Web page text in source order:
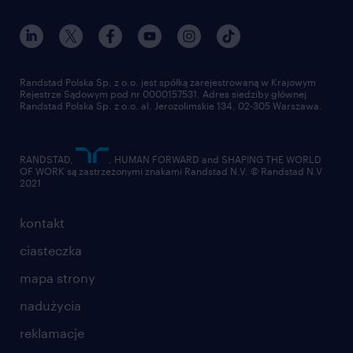
dla mediów
dla dostawców
nasz świat
pracuj w randstad
złóż CV
kontakt
ciasteczka
mapa strony
nadużycia
reklamacje
Randstad Polska Sp. z o.o. jest spółką zarejestrowaną w Krajowym
Rejestrze Sądowym pod nr 0000157531. Adres siedziby głównej
Randstad Polska Sp. z o.o. al. Jerozolimskie 134, 02-305 Warszawa.
RANDSTAD,
, HUMAN FORWARD and SHAPING THE WORLD
OF WORK są zastrzeżonymi znakami Randstad N.V. © Randstad N.V
2021